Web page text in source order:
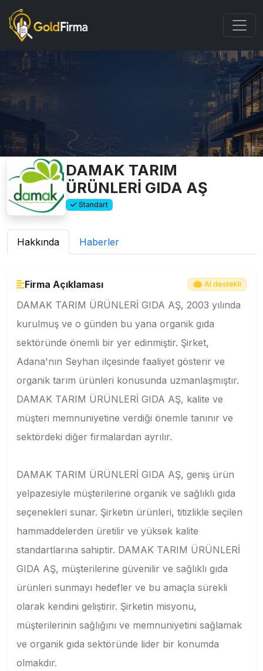
DAMAK TARIM
ÜRÜNLERİ GIDA AŞ
Standart
Hakkında Haberler
Firma Açıklaması AI destekli
DAMAK TARIM ÜRÜNLERİ GIDA AŞ, 2003 yılında
kurulmuş ve o günden bu yana organik gıda
sektöründe önemli bir yer edinmiştir. Şirket,
Adana'nın Seyhan ilçesinde faaliyet gösterir ve
organik tarım ürünleri konusunda uzmanlaşmıştır.
DAMAK TARIM ÜRÜNLERİ GIDA AŞ, kalite ve
müşteri memnuniyetine verdiği önemle tanınır ve
sektördeki diğer firmalardan ayrılır.
DAMAK TARIM ÜRÜNLERİ GIDA AŞ, geniş ürün
yelpazesiyle müşterilerine organik ve sağlıklı gıda
seçenekleri sunar. Şirketin ürünleri, titizlikle seçilen
hammaddelerden üretilir ve yüksek kalite
standartlarına sahiptir. DAMAK TARIM ÜRÜNLERİ
GIDA AŞ, müşterilerine güvenilir ve sağlıklı gıda
ürünleri sunmayı hedefler ve bu amaçla sürekli
olarak kendini geliştirir. Şirketin misyonu,
müşterilerinin sağlığını ve memnuniyetini sağlamak
ve organik gıda sektöründe lider bir konumda
olmakdır.